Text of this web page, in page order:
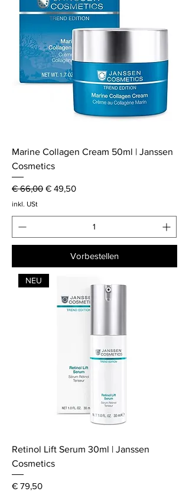
Marine Collagen Cream 50ml | Janssen
Cosmetics
Standardpreis
€ 66,00 Sale-Preis
€ 49,50
inkl. USt
Vorbestellen
NEU
Retinol Lift Serum 30ml | Janssen
Cosmetics
Preis
€ 79,50